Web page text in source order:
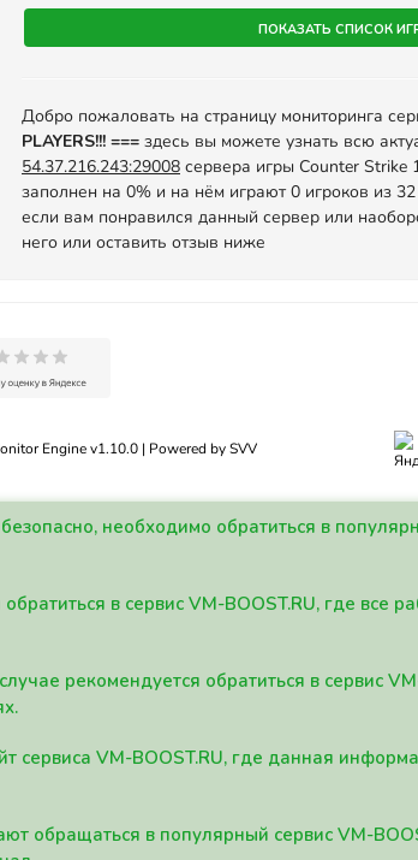
Показать список
Добро пожаловать на страницу мониторинга
PLAYERS!!! === здесь вы можете узнать всю
54.37.216.243:29008 сервера игры Counter Strike
заполнен на 0% и на нём играют 0 игроков из
если вам понравился данный сервер или
него или оставить отзыв ниже
Engine v1.10.0 | Powered by SVV
необходимо обратиться в
в сервис VM-BOOST.RU, где все
рекомендуется обратиться в сервис
сервиса VM-BOOST.RU, где данная
обращаться в популярный сервис VM-